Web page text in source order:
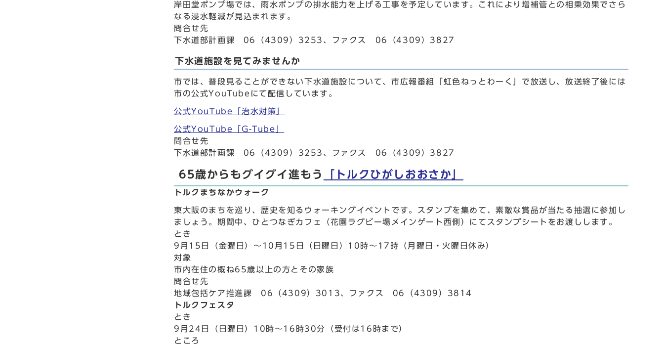
岸田堂ポンプ場では、雨水ポンプの排水能力を上げる工事を予定しています。これにより増補管との相乗効果でさら
なる浸水軽減が見込まれます。
問合せ先
下水道部計画課 06（4309）3253、ファクス 06（4309）3827
下水道施設を見てみませんか
市では、普段見ることができない下水道施設について、市広報番組「虹色ねっとわーく」で放送し、放送終了後には
市の公式YouTubeにて配信しています。
公式YouTube「治水対策」
公式YouTube「G-Tube」
問合せ先
下水道部計画課 06（4309）3253、ファクス 06（4309）3827
65歳からもグイグイ進もう 「トルクひがしおおさか」
トルクまちなかウォーク
東大阪のまちを巡り、歴史を知るウォーキングイベントです。スタンプを集めて、素敵な賞品が当たる抽選に参加し
ましょう。期間中、ひとつなぎカフェ（花園ラグビー場メインゲート西側）にてスタンプシートをお渡しします。
とき
9月15日（金曜日）～10月15日（日曜日）10時～17時（月曜日・火曜日休み）
対象
市内在住の概ね65歳以上の方とその家族
問合せ先
地域包括ケア推進課 06（4309）3013、ファクス 06（4309）3814
トルクフェスタ
とき
9月24日（日曜日）10時～16時30分（受付は16時まで）
ところ